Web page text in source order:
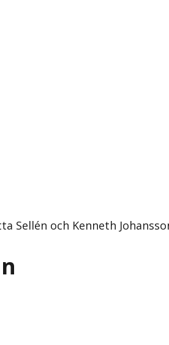
Sellén och Kenneth